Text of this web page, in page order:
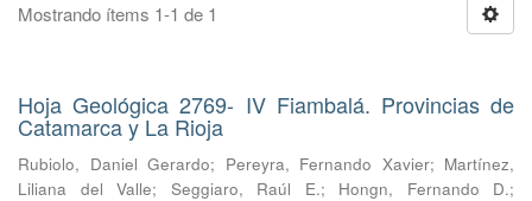
Mostrando ítems 1-1 de 1
Hoja Geológica 2769- IV Fiambalá. Provincias de
Catamarca y La Rioja
Rubiolo, Daniel Gerardo; Pereyra, Fernando Xavier; Martínez,
Liliana del Valle; Seggiaro, Raúl E.; Hongn, Fernando D.;